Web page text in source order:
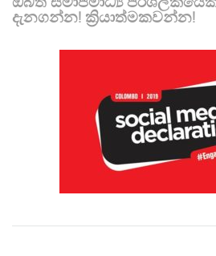
දැනගන්න! ක්‍රියාත්මකවන්න!